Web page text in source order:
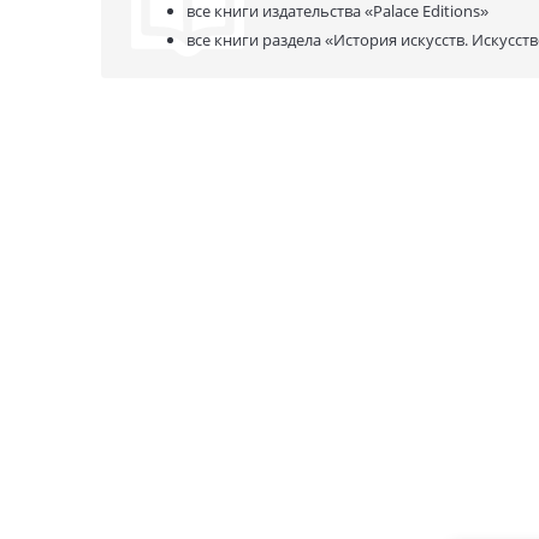
все книги издательства«Palace Editions»
все книги раздела«История искусств.